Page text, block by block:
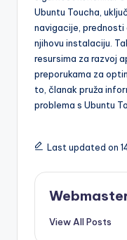
Ubuntu Toucha,
navigacije, prednosti
njihovu instalaciju.
resursima za razvoj
preporukama za
to, članak pruža
problema s Ubuntu
Last updated on
View All Posts